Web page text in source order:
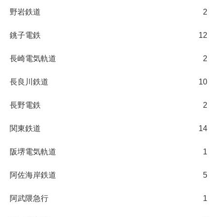
野岩鉄道 2
銚子電鉄 12
長崎電気軌道 2
長良川鉄道 10
長野電鉄 2
関東鉄道 14
阪堺電気軌道 1
阿佐海岸鉄道 5
阿武隈急行 1